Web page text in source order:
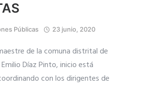
Públicas 23 junio, 2020
de la comuna distrital de
Díaz Pinto, inicio está
con los dirigentes de